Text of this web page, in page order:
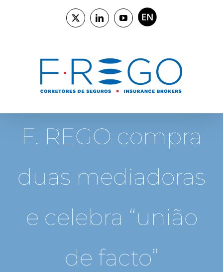
X LinkedInYouTubeENGLISH
F. REGO compra
duas mediadoras
e celebra “união
de facto”